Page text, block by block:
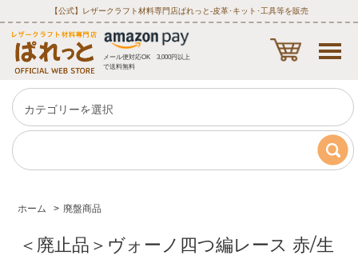
【公式】レザークラフト材料専門店ぱれっと‐皮革･キット･工具等を販売
メール便対応OK 3,000円以上
で送料無料
ホーム > 廃盤商品
＜廃止品＞ヴォーノ四つ編レース 赤/生